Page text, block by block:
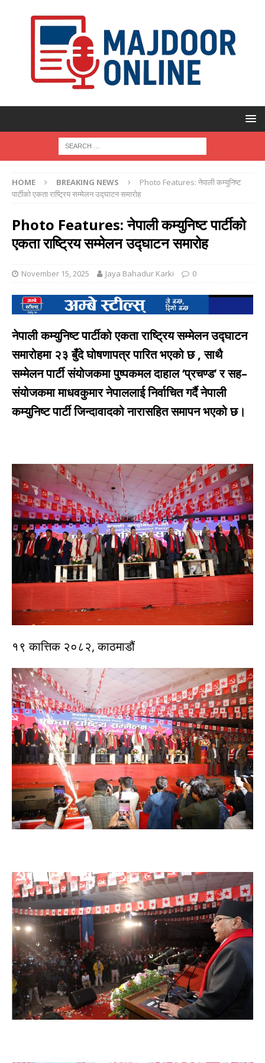
HOME BREAKING NEWS
Photo Features: नेपाली कम्युनिष्ट
पार्टीको एकता राष्ट्रिय सम्मेलन उद्घाटन समारोह
Photo Features: नेपाली कम्युनिष्ट पार्टीको
एकता राष्ट्रिय सम्मेलन उद्घाटन समारोह
November 15, 2025 Jaya Bahadur Karki 0
नेपाली कम्युनिष्ट पार्टीको एकता राष्ट्रिय सम्मेलन उद्घाटन
समारोहमा २३ बुँदे घोषणापत्र पारित भएको छ , साथै
सम्मेलन पार्टी संयोजकमा पुष्पकमल दाहाल ‘प्रचण्ड’ र सह–
संयोजकमा माधवकुमार नेपाललाई निर्वाचित गर्दै नेपाली
कम्युनिष्ट पार्टी जिन्दावादको नारासहित समापन भएको छ।
१९ कात्तिक २०८२, काठमाडौं